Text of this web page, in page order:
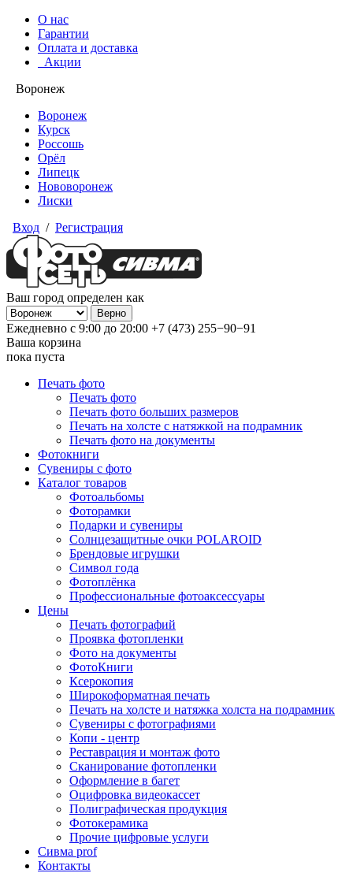
О нас
Гарантии
Оплата и доставка
Акции
Воронеж
Воронеж
Курск
Россошь
Орёл
Липецк
Нововоронеж
Лиски
Вход / Регистрация
Ваш город определен как
Ежедневно с 9:00 до 20:00 +7 (473) 255−90−91
Ваша корзина
пока пуста
Печать фото
Печать фото
Печать фото больших размеров
Печать на холсте с натяжкой на подрамник
Печать фото на документы
Фотокниги
Сувениры с фото
Каталог товаров
Фотоальбомы
Фоторамки
Подарки и сувениры
Солнцезащитные очки POLAROID
Брендовые игрушки
Символ года
Фотоплёнка
Профессиональные фотоаксессуары
Цены
Печать фотографий
Проявка фотопленки
Фото на документы
ФотоКниги
Ксерокопия
Широкоформатная печать
Печать на холсте и натяжка холста на подрамник
Сувениры с фотографиями
Копи - центр
Реставрация и монтаж фото
Сканирование фотопленки
Оформление в багет
Оцифровка видеокассет
Полиграфическая продукция
Фотокерамика
Прочие цифровые услуги
Сивма prof
Контакты